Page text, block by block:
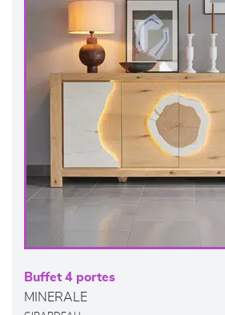
Buffet 4 portes
MINERALE